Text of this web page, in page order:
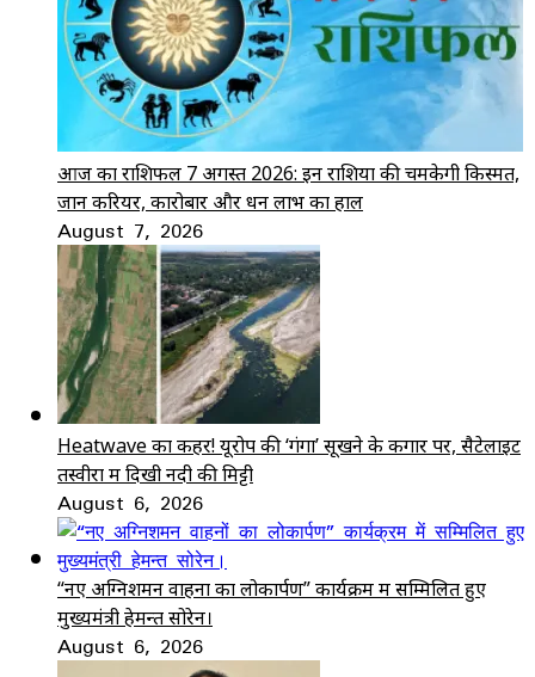
आज का राशिफल 7 अगस्त 2026: इन राशियों की चमकेगी किस्मत,
जानें करियर, कारोबार और धन लाभ का हाल
August 7, 2026
Heatwave का कहर! यूरोप की ‘गंगा’ सूखने के कगार पर, सैटेलाइट
तस्वीरों में दिखी नदी की मिट्टी
August 6, 2026
“नए अग्निशमन वाहनों का लोकार्पण” कार्यक्रम में सम्मिलित हुए
मुख्यमंत्री हेमन्त सोरेन।
August 6, 2026